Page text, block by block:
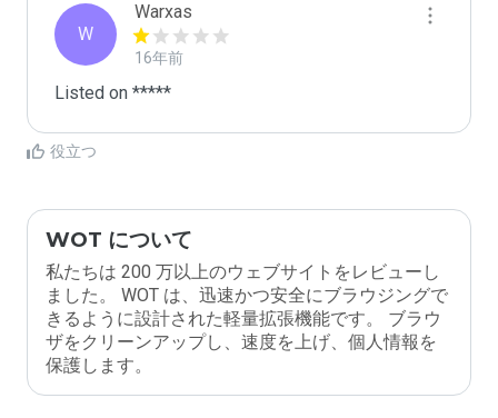
W
Warxas
16年前
Listed on *****
役立つ
WOT について
私たちは 200 万以上のウェブサイトをレビューし
ました。 WOT は、迅速かつ安全にブラウジングで
きるように設計された軽量拡張機能です。 ブラウ
ザをクリーンアップし、速度を上げ、個人情報を
保護します。